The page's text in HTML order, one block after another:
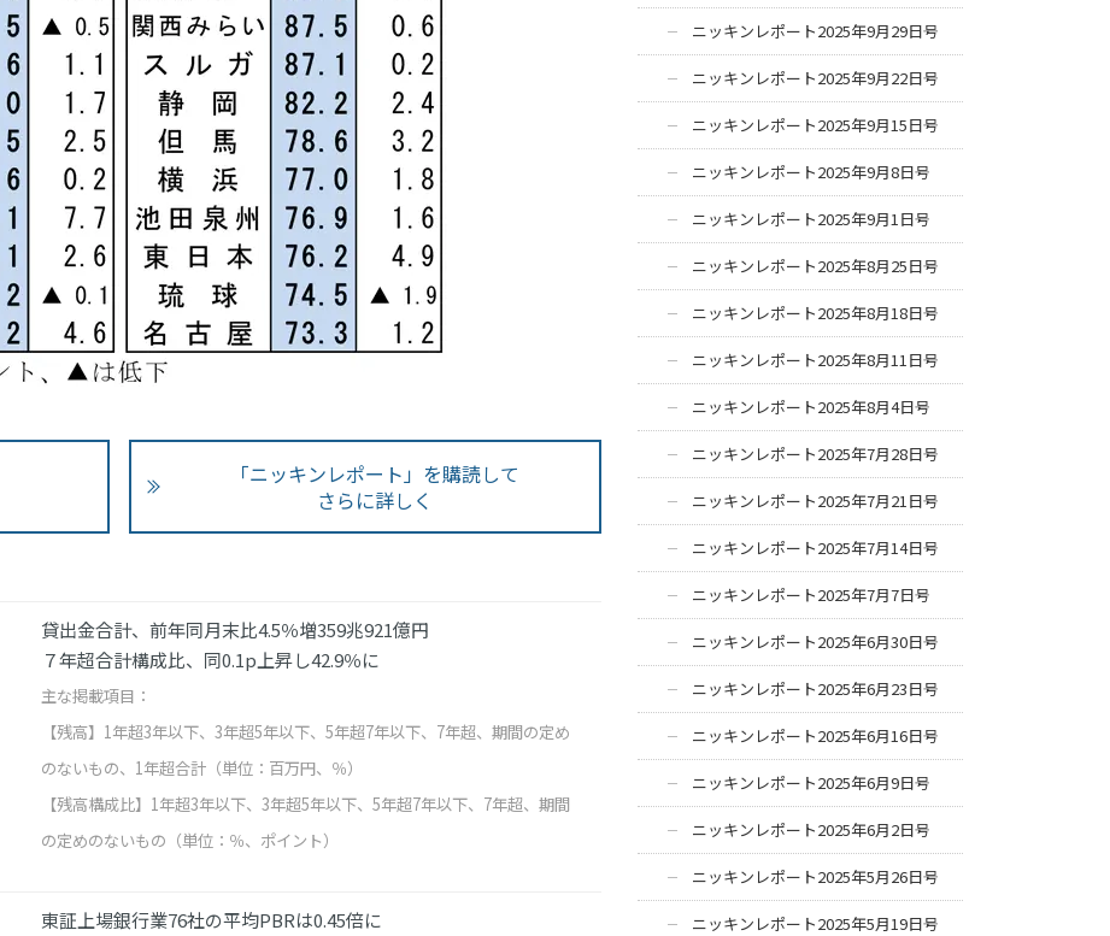
「ニッキンレポート」を購読して
さらに詳しく
貸出金合計、前年同月末比4.5％増359兆921億円
７年超合計構成比、同0.1p上昇し42.9％に
主な掲載項目：
【残高】1年超3年以下、3年超5年以下、5年超7年以下、7年超、期間の定め
のないもの、1年超合計（単位：百万円、％）
【残高構成比】1年超3年以下、3年超5年以下、5年超7年以下、7年超、期間
の定めのないもの（単位：％、ポイント）
東証上場銀行業76社の平均PBRは0.45倍に
ニッキンレポート2025年9月29日号
ニッキンレポート2025年9月22日号
ニッキンレポート2025年9月15日号
ニッキンレポート2025年9月8日号
ニッキンレポート2025年9月1日号
ニッキンレポート2025年8月25日号
ニッキンレポート2025年8月18日号
ニッキンレポート2025年8月11日号
ニッキンレポート2025年8月4日号
ニッキンレポート2025年7月28日号
ニッキンレポート2025年7月21日号
ニッキンレポート2025年7月14日号
ニッキンレポート2025年7月7日号
ニッキンレポート2025年6月30日号
ニッキンレポート2025年6月23日号
ニッキンレポート2025年6月16日号
ニッキンレポート2025年6月9日号
ニッキンレポート2025年6月2日号
ニッキンレポート2025年5月26日号
ニッキンレポート2025年5月19日号